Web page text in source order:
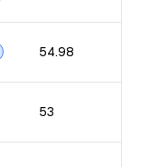
54.98
53